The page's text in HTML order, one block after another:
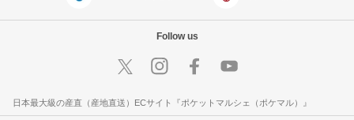
Follow us
日本最大級の産直（産地直送）ECサイト『ポケットマルシェ（ポケマル）』